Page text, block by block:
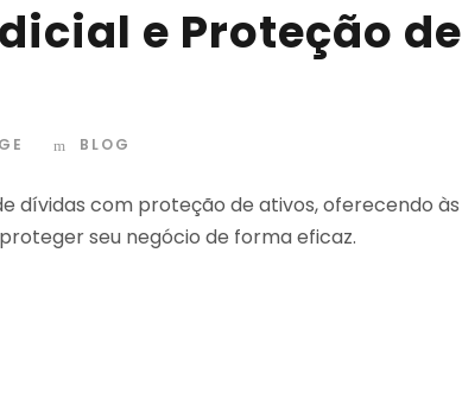
e Proteção de
BLOG
dívidas com proteção de ativos, oferecendo às
seu negócio de forma eficaz.